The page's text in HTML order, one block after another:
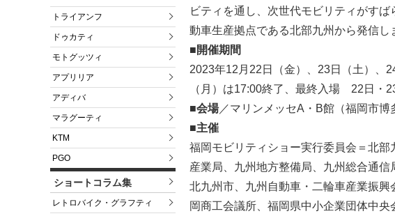
トライアンフ
ドゥカティ
モトグッツィ
アプリリア
アディバ
マラグーティ
KTM
PGO
ショートコラム集
レトロバイク・グラフティ
ビティを通し、次世代モビリティがす
動車生産拠点である北部九州から発信し
■開催期間
2023年12月22日（金）、23日（土）、
（月）は17:00終了、最終入場 22日
■会場／マリンメッセA・B館（福岡市博
■主催
福岡モビリティショー実行委員会＝北
産業局、九州地方整備局、九州総合通信
北九州市、九州自動車・二輪車産業振
岡商工会議所、福岡県中小企業団体中